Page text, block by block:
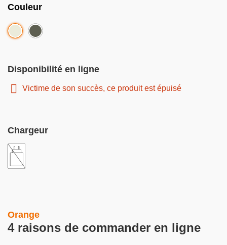
Couleur
Disponibilité en ligne
Victime de son succès, ce produit est épuisé
Chargeur
Orange
4 raisons de commander en ligne